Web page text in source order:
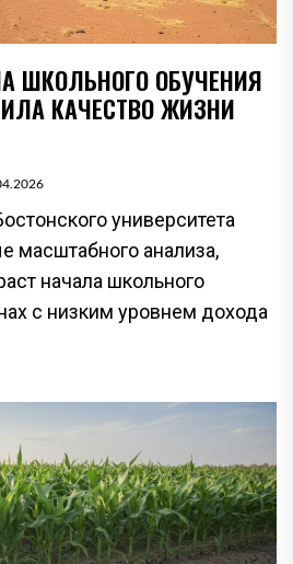
ШКОЛЬНОГО ОБУЧЕНИЯ
КАЧЕСТВО ЖИЗНИ
университета
масштабного анализа,
начала школьного
с низким уровнем дохода